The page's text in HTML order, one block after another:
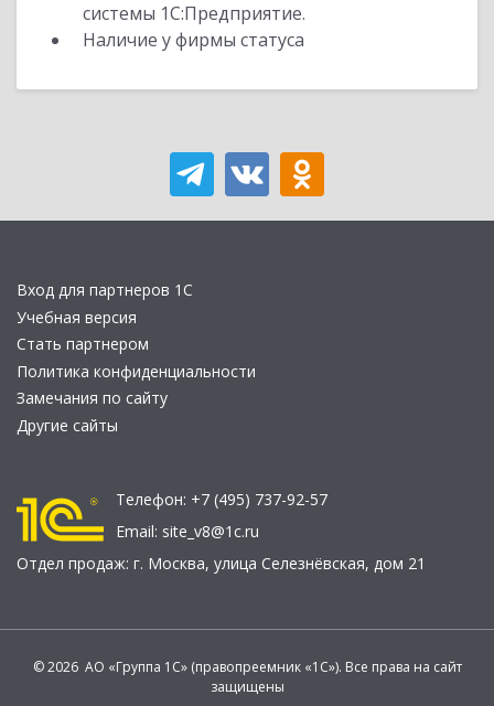
системы 1С:Предприятие.
Наличие у фирмы статуса
Вход для партнеров 1С
Учебная версия
Стать партнером
Политика конфиденциальности
Замечания по сайту
Другие сайты
Телефон: +7 (495) 737-92-57
Email: site_v8@1c.ru
Отдел продаж: г. Москва, улица Селезнёвская, дом 21
© 2026 АО «Группа 1С» (правопреемник «1С»). Все права на сайт
защищены